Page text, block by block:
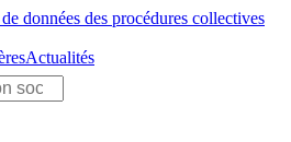
données des procédures collectives
Actualités